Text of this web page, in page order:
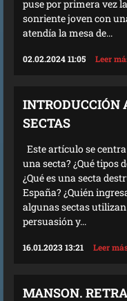
puse por primera vez
sonriente joven con
atendía la mesa de...
02.02.2024 11:05 Leer
INTRODUCCIÓN
SECTAS
Este artículo se
una secta? ¿Qué tipos
¿Qué es una secta
España? ¿Quién
algunas sectas
persuasión y...
16.01.2023 13:21 Leer
MANSON.